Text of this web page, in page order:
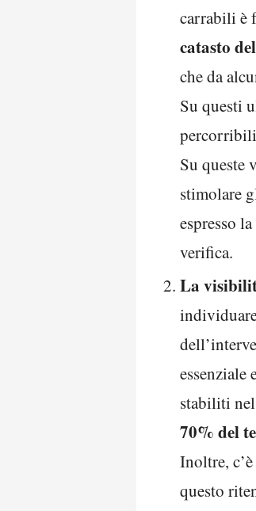
carrabili è
catasto
che da
Su questi
Su queste
stimolare
espresso
verifica.
La
essenziale
stabiliti
70% del
Inoltre,
questo